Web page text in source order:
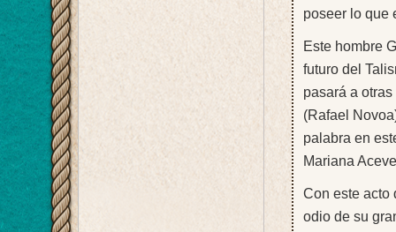
poseer lo que
Este hombre
futuro del
pasará a
(Rafael
palabra en
Mariana
Con este acto
odio de su